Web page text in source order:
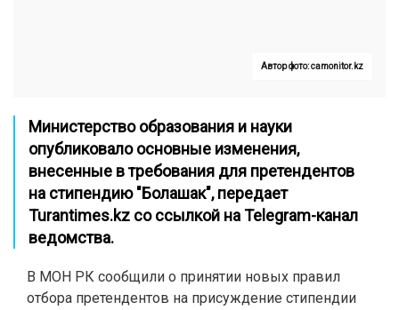
Автор фото: camonitor.kz
Министерство образования и науки
опубликовало основные изменения,
внесенные в требования для претендентов
на стипендию "Болашак", передает
Turantimes.kz со ссылкой на Telegram-канал
ведомства.
В МОН РК сообщили о принятии новых правил
отбора претендентов на присуждение стипендии